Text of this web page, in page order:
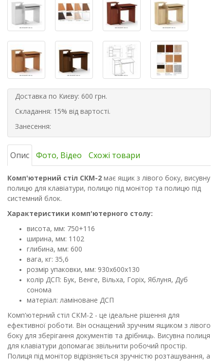
Доставка по Києву: 600 грн.
Складання: 15% від вартості.
Занесення:
Опис Фото, Відео Схожі товари
Комп'ютерний стіл СКМ-2 має ящик з лівого боку, висувну
полицю для клавіатури, полицю під монітор та полицю під
системний блок.
Характеристики комп'ютерного столу:
висота, мм: 750+116
ширина, мм: 1102
глибина, мм: 600
вага, кг: 35,6
розмір упаковки, мм: 930х600х130
колір ДСП: Бук, Венге, Вільха, Горіх, Яблуня, Дуб
сонома
матеріал: ламіноване ДСП
Комп'ютерний стіл СКМ-2 - це ідеальне рішення для
ефективної роботи. Він оснащений зручним ящиком з лівого
боку для зберігання документів та дрібниць. Висувна полиця
для клавіатури допомагає звільнити робочий простір.
Полиця під монітор відрізняється зручністю розташування, а